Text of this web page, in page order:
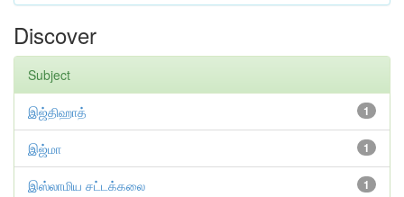
Discover
Subject
1
இஜ்திஹாத்
1
இஜ்மா
1
இஸ்லாமிய சட்டக்கலை